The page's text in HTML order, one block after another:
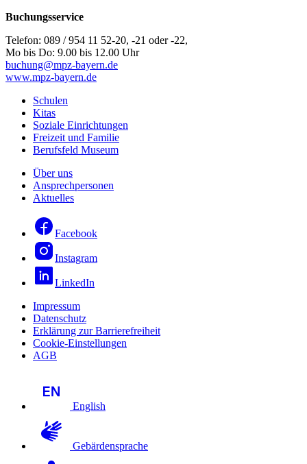
Buchungsservice
Telefon: 089 / 954 11 52-20, -21 oder -22,
Mo bis Do: 9.00 bis 12.00 Uhr
buchung@mpz-bayern.de
www.mpz-bayern.de
Schulen
Kitas
Soziale Einrichtungen
Freizeit und Familie
Berufsfeld Museum
Über uns
Ansprechpersonen
Aktuelles
Facebook
Instagram
LinkedIn
Impressum
Datenschutz
Erklärung zur Barrierefreiheit
Cookie-Einstellungen
AGB
English
Gebärdensprache